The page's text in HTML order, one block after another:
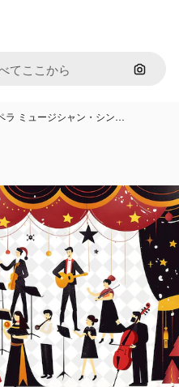
画像で
ラ ミュージシャン・シン…